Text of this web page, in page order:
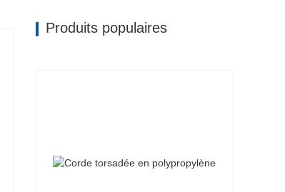
Produits populaires